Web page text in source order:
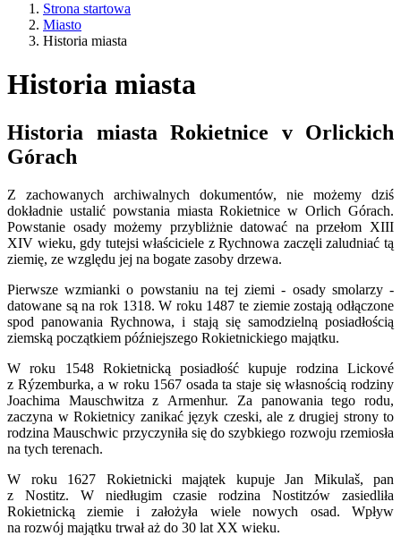
Strona startowa
Miasto
Historia miasta
Historia miasta
Historia miasta Rokietnice v Orlickich
Górach
Z zachowanych archiwalnych dokumentów, nie możemy dziś
dokładnie ustalić powstania miasta Rokietnice w Orlich Górach.
Powstanie osady możemy przybliżnie datować na przełom XIII
XIV wieku, gdy tutejsi właściciele z Rychnowa zaczęli zaludniać tą
ziemię, ze względu jej na bogate zasoby drzewa.
Pierwsze wzmianki o powstaniu na tej ziemi - osady smolarzy -
datowane są na rok 1318. W roku 1487 te ziemie zostają odłączone
spod panowania Rychnowa, i stają się samodzielną posiadłością
ziemską początkiem późniejszego Rokietnickiego majątku.
W roku 1548 Rokietnicką posiadłość kupuje rodzina Lickové
z Rýzemburka, a w roku 1567 osada ta staje się własnością rodziny
Joachima Mauschwitza z Armenhur. Za panowania tego rodu,
zaczyna w Rokietnicy zanikać język czeski, ale z drugiej strony to
rodzina Mauschwic przyczyniła się do szybkiego rozwoju rzemiosła
na tych terenach.
W roku 1627 Rokietnicki majątek kupuje Jan Mikulaš, pan
z Nostitz. W niedługim czasie rodzina Nostitzów zasiedliła
Rokietnicką ziemie i założyła wiele nowych osad. Wpływ
na rozwój majątku trwał aż do 30 lat XX wieku.